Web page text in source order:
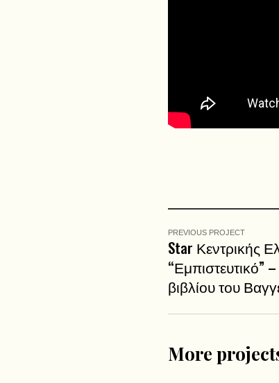
PREVIOUS PROJECT
Star Κεντρικής
“Εμπιστευτικό”
βιβλίου του
More